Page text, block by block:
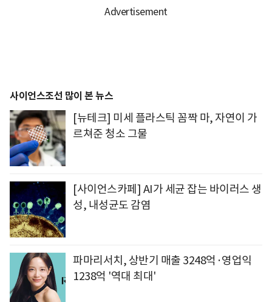
사이언스조선 많이 본 뉴스
[뉴테크] 미세 플라스틱 꼼짝 마, 자연이 가
르쳐준 청소 그물
[사이언스카페] AI가 세균 잡는 바이러스 생
성, 내성균도 감염
파마리서치, 상반기 매출 3248억·영업익
1238억 '역대 최대'